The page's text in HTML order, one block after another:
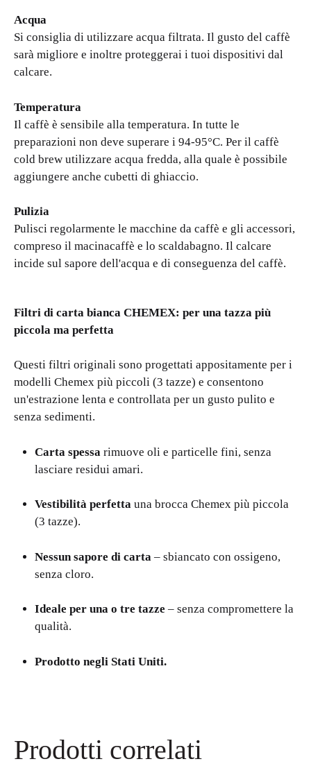
Acqua
Si consiglia di utilizzare acqua filtrata. Il gusto del caffè
sarà migliore e inoltre proteggerai i tuoi dispositivi dal
calcare.
Temperatura
Il caffè è sensibile alla temperatura. In tutte le
preparazioni non deve superare i 94-95°C. Per il caffè
cold brew utilizzare acqua fredda, alla quale è possibile
aggiungere anche cubetti di ghiaccio.
Pulizia
Pulisci regolarmente le macchine da caffè e gli accessori,
compreso il macinacaffè e lo scaldabagno. Il calcare
incide sul sapore dell'acqua e di conseguenza del caffè.
Filtri di carta bianca CHEMEX: per una tazza più
piccola ma perfetta
Questi filtri originali sono progettati appositamente per i
modelli Chemex più piccoli (3 tazze) e consentono
un'estrazione lenta e controllata per un gusto pulito e
senza sedimenti.
Carta spessa rimuove oli e particelle fini, senza
lasciare residui amari.
Vestibilità perfetta una brocca Chemex più piccola
(3 tazze).
Nessun sapore di carta – sbiancato con ossigeno,
senza cloro.
Ideale per una o tre tazze – senza compromettere la
qualità.
Prodotto negli Stati Uniti.
Prodotti correlati